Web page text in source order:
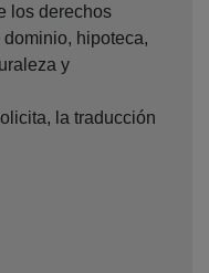
los derechos
hipoteca,
y
la traducción
nueva